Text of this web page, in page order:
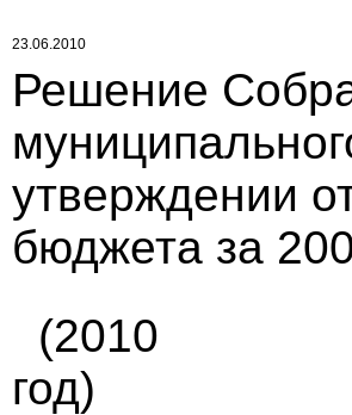
23.06.2010
Решение
утверждении
бюджета за
(2010
год)